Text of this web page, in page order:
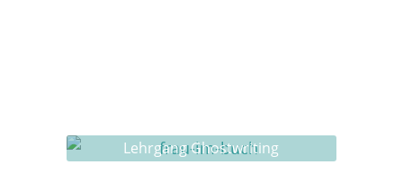
Lehrgang Ghostwriting